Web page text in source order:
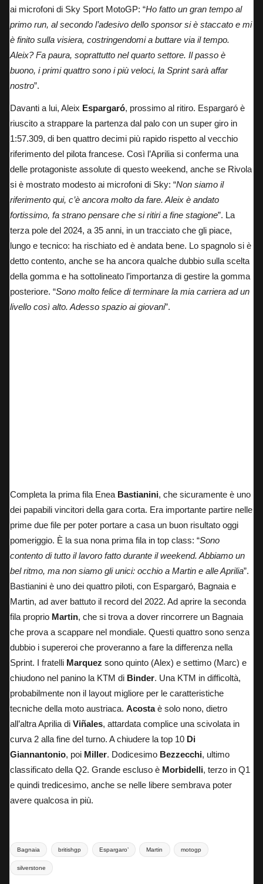
ai microfoni di Sky Sport MotoGP: “Ho fatto un gran tempo al
primo run, al secondo l’adesivo dello sponsor si è staccato e mi
è finito sulla visiera, costringendomi a buttare via il tempo.
Aleix? Fa paura, soprattutto nel quarto settore. Il passo è
buono, i primi quattro sono i più veloci, la Sprint sarà affar
nostro”.
Davanti a lui, Aleix Espargaró, prossimo al ritiro. Espargaró è
riuscito a strappare la partenza dal palo con un super giro in
1:57.309, di ben quattro decimi più rapido rispetto al vecchio
riferimento del pilota francese. Così l’Aprilia si conferma una
delle protagoniste assolute di questo weekend, anche se Rivola
si è mostrato modesto ai microfoni di Sky: “Non siamo il
riferimento qui, c’è ancora molto da fare. Aleix è andato
fortissimo, fa strano pensare che si ritiri a fine stagione”. La
terza pole del 2024, a 35 anni, in un tracciato che gli piace,
lungo e tecnico: ha rischiato ed è andata bene. Lo spagnolo si è
detto contento, anche se ha ancora qualche dubbio sulla scelta
della gomma e ha sottolineato l’importanza di gestire la gomma
posteriore. “Sono molto felice di terminare la mia carriera ad un
livello così alto. Adesso spazio ai giovani”.
Completa la prima fila Enea Bastianini, che sicuramente è uno
dei papabili vincitori della gara corta. Era importante partire nelle
prime due file per poter portare a casa un buon risultato oggi
pomeriggio. È la sua nona prima fila in top class: “Sono
contento di tutto il lavoro fatto durante il weekend. Abbiamo un
bel ritmo, ma non siamo gli unici: occhio a Martin e alle Aprilia”.
Bastianini è uno dei quattro piloti, con Espargaró, Bagnaia e
Martin, ad aver battuto il record del 2022. Ad aprire la seconda
fila proprio Martin, che si trova a dover rincorrere un Bagnaia
che prova a scappare nel mondiale. Questi quattro sono senza
dubbio i supereroi che proveranno a fare la differenza nella
Sprint. I fratelli Marquez sono quinto (Alex) e settimo (Marc) e
chiudono nel panino la KTM di Binder. Una KTM in difficoltà,
probabilmente non il layout migliore per le caratteristiche
tecniche della moto austriaca. Acostaè solo nono, dietro
all’altra Aprilia di Viñales, attardata complice una scivolata in
curva 2 alla fine del turno. A chiudere la top 10 Di
Giannantonio, poi Miller. Dodicesimo Bezzecchi, ultimo
classificato della Q2. Grande escluso è Morbidelli, terzo in Q1
e quindi tredicesimo, anche se nelle libere sembrava poter
avere qualcosa in più.
Tags:
Bagnaia britishgp Espargaro’ Martin motogp
silverstone